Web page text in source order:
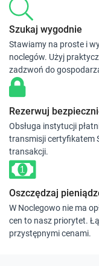
Szukaj wygodnie
Stawiamy na proste i
noclegów. Użyj
zadzwoń do
Rezerwuj
Obsługa instytucji
transmisji certyfikatem
transakcji.
Oszczędzaj
W Noclegowo nie ma
cen to nasz priorytet.
przystępnymi cenami.